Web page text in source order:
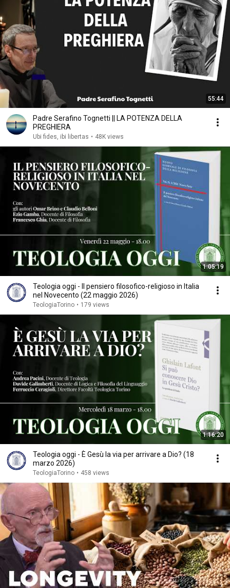
55:44
Padre Serafino Tognetti || LA POTENZA DELLA
PREGHIERA
Ubi fides, ibi libertas • 48K views
1:05:19
Teologia oggi - Il pensiero filosofico-religioso in Italia
nel Novecento (22 maggio 2026)
TeologiaTorino • 179 views
1:16:20
Teologia oggi - È Gesù la via per arrivare a Dio? (18
marzo 2026)
TeologiaTorino • 458 views